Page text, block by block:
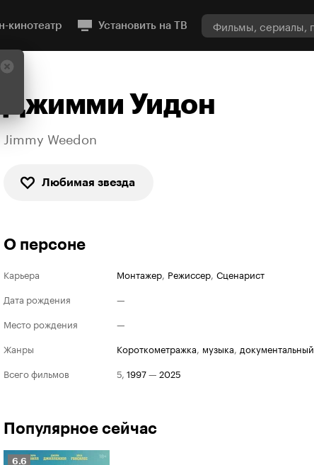
кинотеатр Установить на ТВ
Джимми Уидон
Jimmy Weedon
Любимая звезда
О персоне
Карьера Монтажер, Режиссер, Сценарист
Дата рождения
—
Место рождения
—
Жанры
короткометражка, музыка, документальный
Всего фильмов
5, 1997— 2025
Популярное сейчас
Рейтинг
6.6